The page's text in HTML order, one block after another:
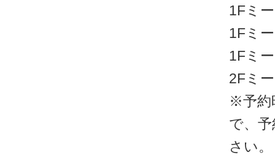
1Fミ
1Fミ
1Fミ
2Fミ
※予約
で、
さい。